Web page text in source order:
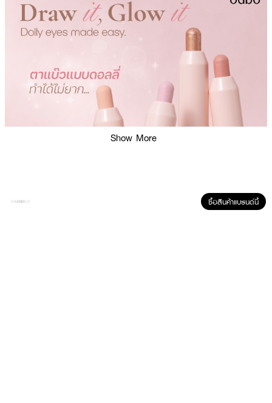
Show More
ซื้อสินค้าแบรนด์นี้